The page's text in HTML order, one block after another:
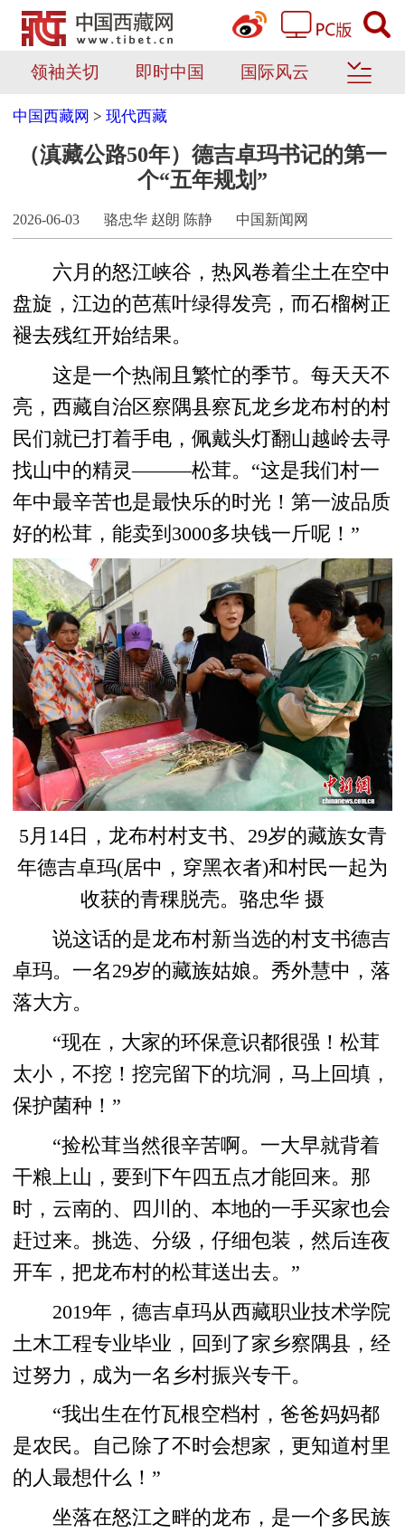
领袖关切 即时中国 国际风云
中国西藏网 >现代西藏
（滇藏公路50年）德吉卓玛书记的第一
个“五年规划”
2026-06-03 骆忠华 赵朗 陈静 中国新闻网
六月的怒江峡谷，热风卷着尘土在空中
盘旋，江边的芭蕉叶绿得发亮，而石榴树正
褪去残红开始结果。
这是一个热闹且繁忙的季节。每天天不
亮，西藏自治区察隅县察瓦龙乡龙布村的村
民们就已打着手电，佩戴头灯翻山越岭去寻
找山中的精灵———松茸。“这是我们村一
年中最辛苦也是最快乐的时光！第一波品质
好的松茸，能卖到3000多块钱一斤呢！”
5月14日，龙布村村支书、29岁的藏族女青
年德吉卓玛(居中，穿黑衣者)和村民一起为
收获的青稞脱壳。骆忠华 摄
说这话的是龙布村新当选的村支书德吉
卓玛。一名29岁的藏族姑娘。秀外慧中，落
落大方。
“现在，大家的环保意识都很强！松茸
太小，不挖！挖完留下的坑洞，马上回填，
保护菌种！”
“捡松茸当然很辛苦啊。一大早就背着
干粮上山，要到下午四五点才能回来。那
时，云南的、四川的、本地的一手买家也会
赶过来。挑选、分级，仔细包装，然后连夜
开车，把龙布村的松茸送出去。”
2019年，德吉卓玛从西藏职业技术学院
土木工程专业毕业，回到了家乡察隅县，经
过努力，成为一名乡村振兴专干。
“我出生在竹瓦根空档村，爸爸妈妈都
是农民。自己除了不时会想家，更知道村里
的人最想什么！”
坐落在怒江之畔的龙布，是一个多民族